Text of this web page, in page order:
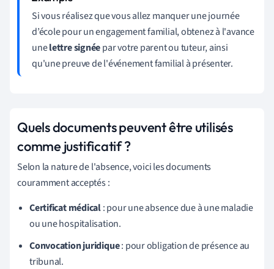
Si vous réalisez que vous allez manquer une journée
d’école pour un engagement familial, obtenez à l'avance
unelettre signéepar votre parent ou tuteur, ainsi
qu'une preuve de l'événement familial à présenter.
Quels documents peuvent être utilisés
comme justificatif ?
Selon la nature de l'absence, voici les documents
couramment acceptés :
Certificat médical: pour une absence due à une maladie
ou une hospitalisation.
Convocation juridique: pour obligation de présence au
tribunal.